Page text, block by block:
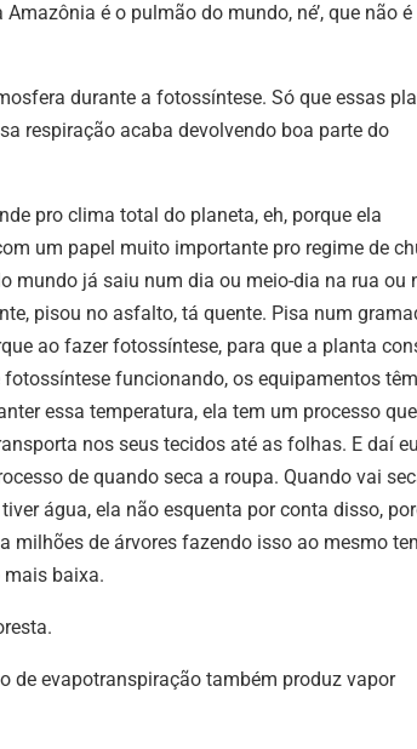
é o pulmão do mundo, né’, que não é
durante a fotossíntese. Só que essas
respiração acaba devolvendo boa parte do
pro clima total do planeta, eh, porque ela
um papel muito importante pro regime de
mundo já saiu num dia ou meio-dia na rua ou
pisou no asfalto, tá quente. Pisa num
ao fazer fotossíntese, para que a planta
funcionando, os equipamentos têm
essa temperatura, ela tem um processo que
nos seus tecidos até as folhas. E daí eu
de quando seca a roupa. Quando vai
água, ela não esquenta por conta disso,
milhões de árvores fazendo isso ao mesmo
baixa.
de evapotranspiração também produz vapor